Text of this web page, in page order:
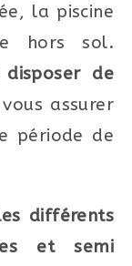
la piscine
hors sol.
disposer de
assurer
période de
différents
et semi